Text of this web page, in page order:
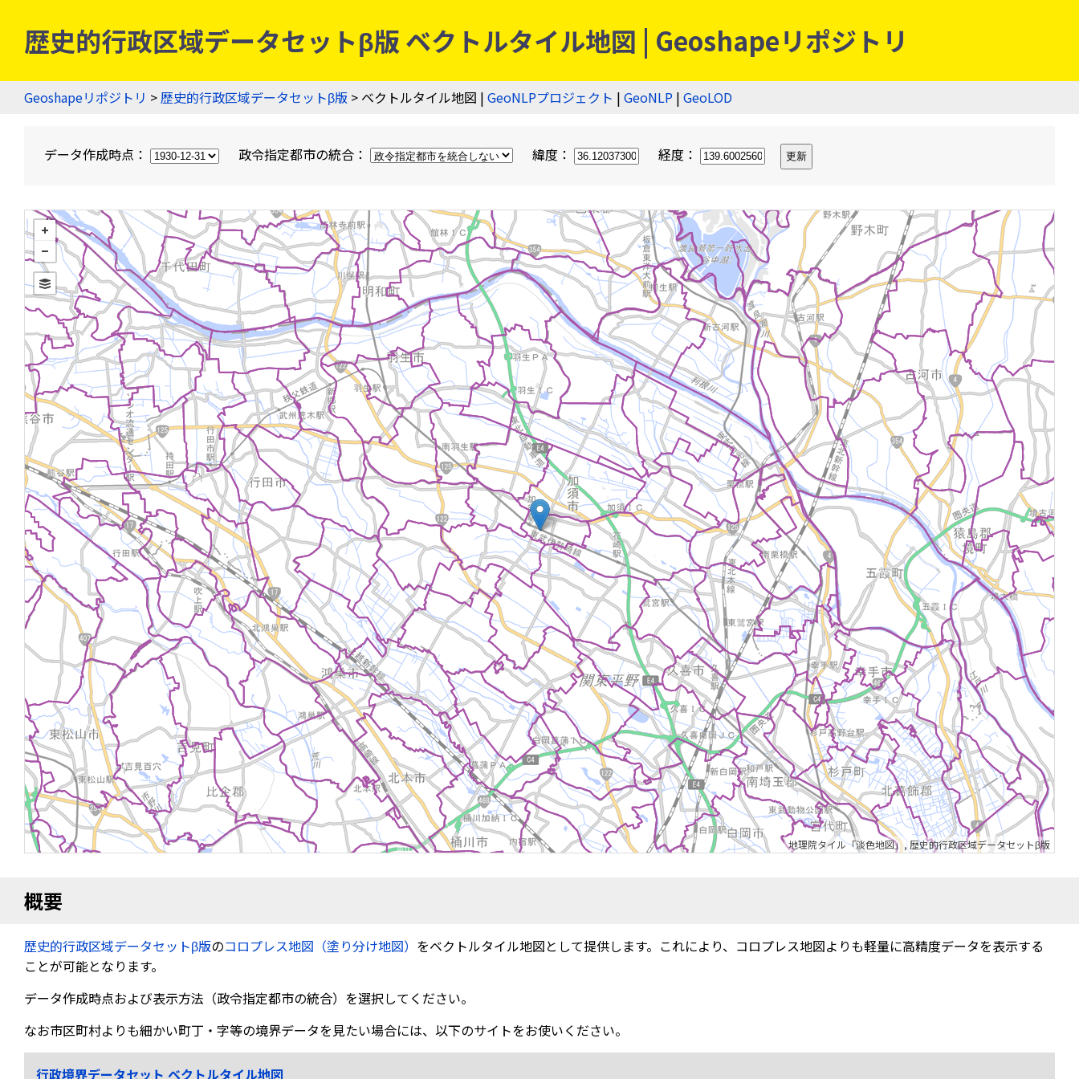
歴史的行政区域データセットβ版 ベクトルタイル地図 | Geoshapeリポジトリ
Geoshapeリポジトリ >歴史的行政区域データセットβ版 > ベクトルタイル地図 | GeoNLPプロジェクト | GeoNLP | GeoLOD
データ作成時点： 政令指定都市の統合： 緯度： 経度：
地理院タイル「淡色地図」, 歴史的行政区域データセットβ版
概要
歴史的行政区域データセットβ版のコロプレス地図（塗り分け地図） をベクトルタイル地図として提供します。これにより、コロプレス地図よりも軽量に高精度データを表示する
ことが可能となります。
データ作成時点および表示方法（政令指定都市の統合）を選択してください。
なお市区町村よりも細かい町丁・字等の境界データを見たい場合には、以下のサイトをお使いください。
行政境界データセット ベクトルタイル地図